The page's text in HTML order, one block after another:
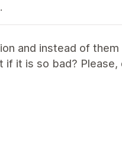
and instead of
it is so bad? Please,